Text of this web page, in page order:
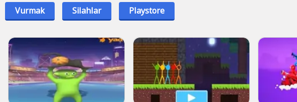
Vurmak
Silahlar Playstore